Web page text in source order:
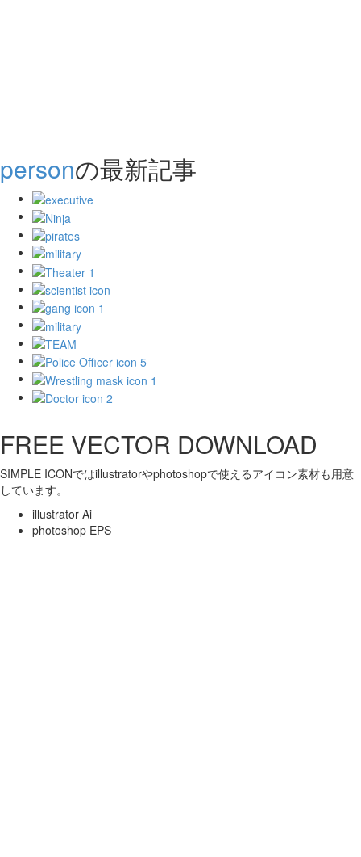
personの最新記事
FREE VECTOR DOWNLOAD
SIMPLE ICONではillustratorやphotoshopで使えるアイコン素材も用意
しています。
illustrator Ai
photoshop EPS